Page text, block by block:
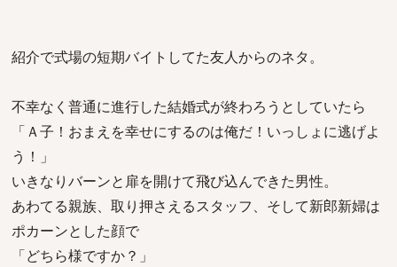
紹介で式場の短期バイトしてた友人からのネタ。
不幸なく普通に進行した結婚式が終わろうとしていたら
「Ａ子！おまえを幸せにするのは俺だ！いっしょに逃げよ
う！」
いきなりバーンと扉を開けて飛び込んできた男性。
あわてる親族、取り押さえるスタッフ、そして新郎新婦は
ポカーンとした顔で
「どちら様ですか？」